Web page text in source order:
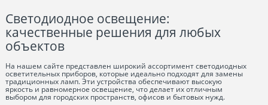
Светодиодное освещение:
качественные решения для любых
объектов
На нашем сайте представлен широкий ассортимент светодиодных
осветительных приборов, которые идеально подходят для замены
традиционных ламп. Эти устройства обеспечивают высокую
яркость и равномерное освещение, что делает их отличным
выбором для городских пространств, офисов и бытовых нужд.